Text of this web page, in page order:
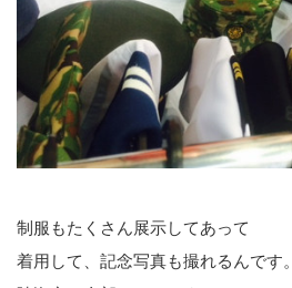
制服もたくさん展示してあって
着用して、記念写真も撮れるんです。